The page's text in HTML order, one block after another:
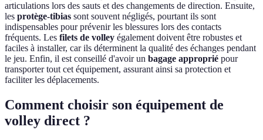
articulations lors des sauts et des changements de direction. Ensuite,
les protège-tibias sont souvent négligés, pourtant ils sont
indispensables pour prévenir les blessures lors des contacts
fréquents. Les filets de volley également doivent être robustes et
faciles à installer, car ils déterminent la qualité des échanges pendant
le jeu. Enfin, il est conseillé d'avoir un bagage approprié pour
transporter tout cet équipement, assurant ainsi sa protection et
faciliter les déplacements.
Comment choisir son équipement de
volley direct ?